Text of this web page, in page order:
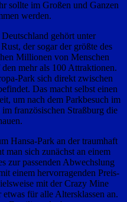
sollte im Großen und Ganzen
werden.
gehört unter
der sogar der größte des
Millionen von Menschen
mehr als 100 Attraktionen.
Park sich direkt zwischen
Das macht selbst einen
um nach dem Parkbesuch im
französischen Straßburg die
Hansa-Park an der traumhaft
man sich zunächst an einem
zur passenden Abwechslung
einem hervorragenden Preis-
mit der Crazy Mine
für alle Altersklassen an.